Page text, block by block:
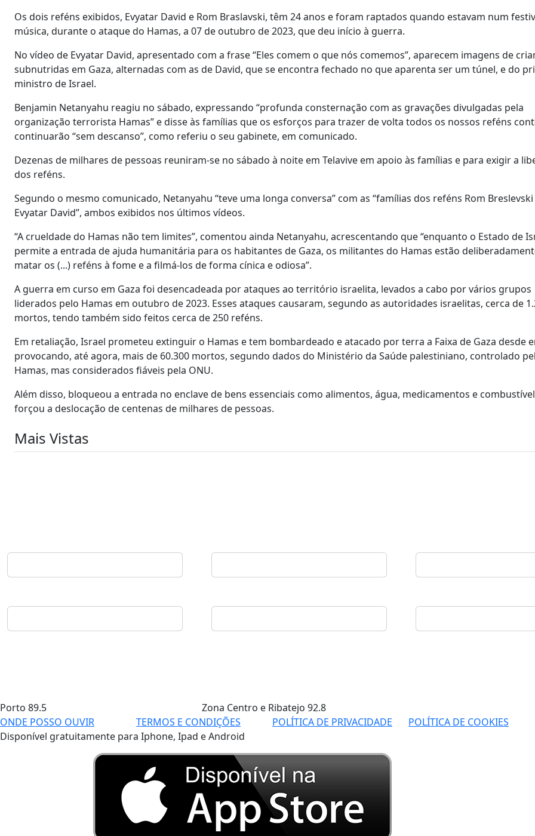
Os dois reféns exibidos, Evyatar David e Rom Braslavski, têm 24 anos e foram raptados quando estavam num
música, durante o ataque do Hamas, a 07 de outubro de 2023, que deu início à guerra.
No vídeo de Evyatar David, apresentado com a frase “Eles comem o que nós comemos”, aparecem imagens de
subnutridas em Gaza, alternadas com as de David, que se encontra fechado no que aparenta ser um túnel, e do
ministro de Israel.
Benjamin Netanyahu reagiu no sábado, expressando “profunda consternação com as gravações divulgadas pela
organização terrorista Hamas” e disse às famílias que os esforços para trazer de volta todos os nossos reféns
continuarão “sem descanso”, como referiu o seu gabinete, em comunicado.
Dezenas de milhares de pessoas reuniram-se no sábado à noite em Telavive em apoio às famílias e para exigir a
dos reféns.
Segundo o mesmo comunicado, Netanyahu “teve uma longa conversa” com as “famílias dos reféns Rom Breslevski
Evyatar David”, ambos exibidos nos últimos vídeos.
“A crueldade do Hamas não tem limites”, comentou ainda Netanyahu, acrescentando que “enquanto o Estado de
permite a entrada de ajuda humanitária para os habitantes de Gaza, os militantes do Hamas estão
matar os (...) reféns à fome e a filmá-los de forma cínica e odiosa”.
A guerra em curso em Gaza foi desencadeada por ataques ao território israelita, levados a cabo por vários grupos
liderados pelo Hamas em outubro de 2023. Esses ataques causaram, segundo as autoridades israelitas, cerca de
mortos, tendo também sido feitos cerca de 250 reféns.
Em retaliação, Israel prometeu extinguir o Hamas e tem bombardeado e atacado por terra a Faixa de Gaza desde
provocando, até agora, mais de 60.300 mortos, segundo dados do Ministério da Saúde palestiniano, controlado
Hamas, mas considerados fiáveis pela ONU.
Além disso, bloqueou a entrada no enclave de bens essenciais como alimentos, água, medicamentos e
forçou a deslocação de centenas de milhares de pessoas.
Mais Vistas
Porto 89.5 Zona Centro e Ribatejo 92.8
ONDE POSSO OUVIR
TERMOS E CONDIÇÕES POLÍTICA DE PRIVACIDADE POLÍTICA DE COOKIES
Disponível gratuitamente para Iphone, Ipad e Android